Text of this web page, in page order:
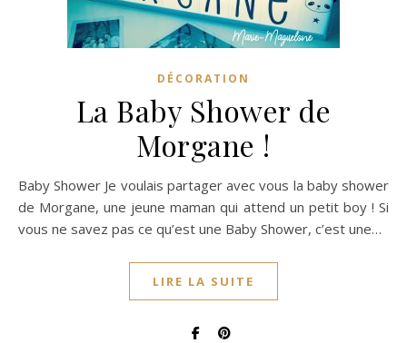
DÉCORATION
La Baby Shower de
Morgane !
Baby Shower Je voulais partager avec vous la baby shower
de Morgane, une jeune maman qui attend un petit boy ! Si
vous ne savez pas ce qu’est une Baby Shower, c’est une…
LIRE LA SUITE